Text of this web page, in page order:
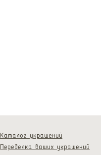
Каталог украшений
Переделка ваших украшений